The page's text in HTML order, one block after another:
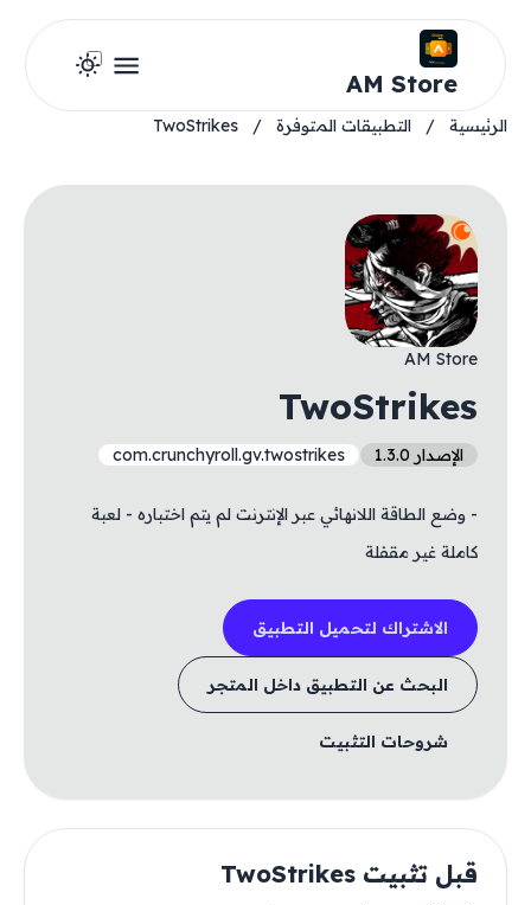
AM Store
الرئيسية / التطبيقات المتوفرة /
TwoStrikes
AM Store
TwoStrikes
الإصدار 1.3.0 com.crunchyroll.gv.twostrikes
- وضع الطاقة اللانهائي عبر الإنترنت لم يتم اختباره - لعبة
كاملة غير مقفلة
الاشتراك لتحميل التطبيق
البحث عن التطبيق داخل المتجر
شروحات التثبيت
قبل تثبيت TwoStrikes